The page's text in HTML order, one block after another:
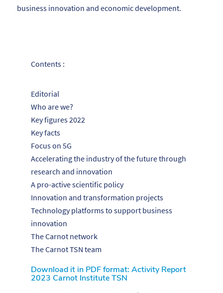
business innovation and economic development.
Contents :
Editorial
Who are we?
Key figures 2022
Key facts
Focus on 5G
Accelerating the industry of the future through
research and innovation
A pro-active scientific policy
Innovation and transformation projects
Technology platforms to support business
innovation
The Carnot network
The Carnot TSN team
Download it in PDF format: Activity Report
2023 Carnot InstituteTSN